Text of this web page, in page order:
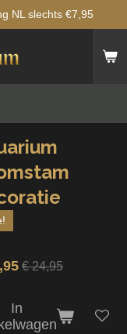
NL slechts €7,95
€ 24,95
In